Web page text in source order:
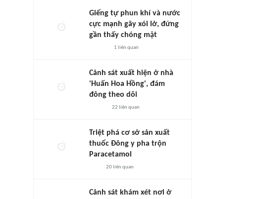
Giếng tự phun khí và nước
cực mạnh gây xói lở, đứng
gần thấy chóng mặt
1 liên quan
Cảnh sát xuất hiện ở nhà
'Huấn Hoa Hồng', đám
đông theo dõi
22 liên quan
Triệt phá cơ sở sản xuất
thuốc Đông y pha trộn
Paracetamol
20liên quan
Cảnh sát khám xét nơi ở